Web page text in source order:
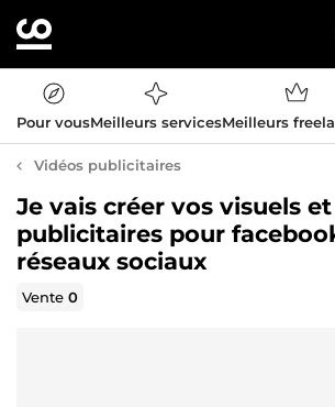
Pour vousMeilleurs servicesMeilleurs
Vidéos publicitaires
Je vais créer vos visuels
publicitaires pour
réseaux sociaux
Vente0